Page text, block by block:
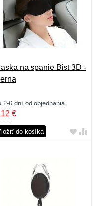
na spanie Bist 3D -
2-6 dní od objednania
€
do košíka